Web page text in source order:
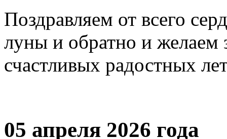
Поздравляем от всего
луны и обратно и желаем
счастливых радостных
05 апреля 2026 года